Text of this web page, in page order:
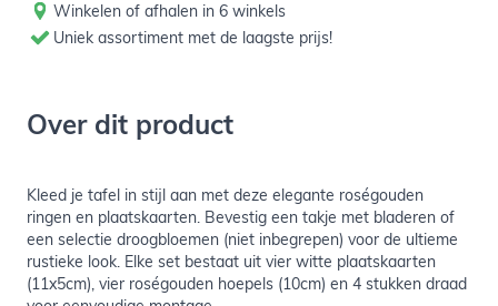
Winkelen of afhalen in 6 winkels
Uniek assortiment met de laagste prijs!
Over dit product
Kleed je tafel in stijl aan met deze elegante roségouden
ringen en plaatskaarten. Bevestig een takje met bladeren of
een selectie droogbloemen (niet inbegrepen) voor de ultieme
rustieke look. Elke set bestaat uit vier witte plaatskaarten
(11x5cm), vier roségouden hoepels (10cm) en 4 stukken draad